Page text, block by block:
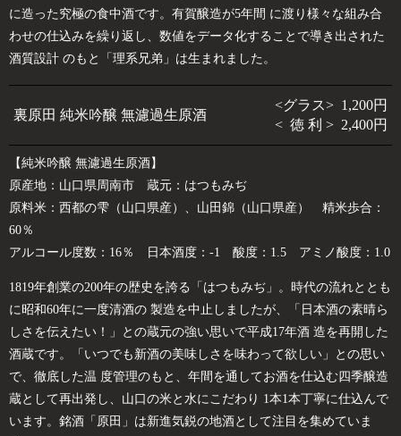
に造った究極の食中酒です。有賀醸造が5年間 に渡り様々な組み合
わせの仕込みを繰り返し、数値をデータ化することで導き出された
酒質設計 のもと「理系兄弟」は生まれました。
裏原田 純米吟醸 無濾過生原酒
<グラス> 1,200円
< 徳 利 > 2,400円
【純米吟醸 無濾過生原酒】
原産地：山口県周南市 蔵元：はつもみぢ
原料米：西都の雫（山口県産）、山田錦（山口県産） 精米歩合：
60％
アルコール度数：16％ 日本酒度：-1 酸度：1.5 アミノ酸度：1.0
1819年創業の200年の歴史を誇る「はつもみぢ」。時代の流れととも
に昭和60年に一度清酒の 製造を中止しましたが、「日本酒の素晴ら
しさを伝えたい！」との蔵元の強い思いで平成17年酒 造を再開した
酒蔵です。「いつでも新酒の美味しさを味わって欲しい」との思い
で、徹底した温 度管理のもと、年間を通してお酒を仕込む四季醸造
蔵として再出発し、山口の米と水にこだわり 1本1本丁寧に仕込んで
います。銘酒「原田」は新進気鋭の地酒として注目を集めていま